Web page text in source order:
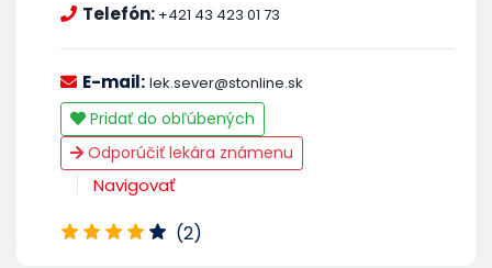
Telefón: +421 43 423 01 73
E-mail: lek.sever@stonline.sk
Pridať do obľúbených
Odporúčiť lekára známenu
Navigovať
(2)